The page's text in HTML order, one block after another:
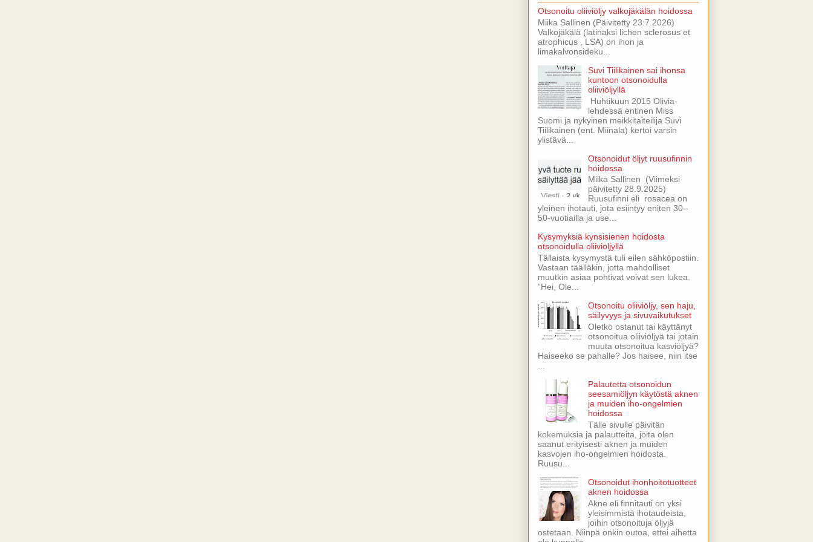
Otsonoitu oliiviöljy valkojäkälän hoidossa
Miika Sallinen (Päivitetty 23.7.2026)
Valkojäkälä (latinaksi lichen sclerosus et
atrophicus , LSA) on ihon ja
limakalvonsideku...
Suvi Tiilikainen sai ihonsa
kuntoon otsonoidulla
oliiviöljyllä
Huhtikuun 2015 Olivia-
lehdessä entinen Miss
Suomi ja nykyinen meikkitaiteilija Suvi
Tiilikainen (ent. Miinala) kertoi varsin
ylistävä...
Otsonoidut öljyt ruusufinnin
hoidossa
Miika Sallinen (Viimeksi
päivitetty 28.9.2025)
Ruusufinni eli rosacea on
yleinen ihotauti, jota esiintyy eniten 30–
50-vuotiailla ja use...
Kysymyksiä kynsisienen hoidosta
otsonoidulla oliiviöljyllä
Tällaista kysymystä tuli eilen sähköpostiin.
Vastaan täälläkin, jotta mahdolliset
muutkin asiaa pohtivat voivat sen lukea.
”Hei, Ole...
Otsonoitu oliiviöljy, sen haju,
säilyvyys ja sivuvaikutukset
Oletko ostanut tai käyttänyt
otsonoitua oliiviöljyä tai jotain
muuta otsonoitua kasviöljyä?
Haiseeko se pahalle? Jos haisee, niin itse
Palautetta otsonoidun
seesamiöljyn käytöstä aknen
ja muiden iho-ongelmien
hoidossa
Tälle sivulle päivitän
kokemuksia ja palautteita, joita olen
saanut erityisesti aknen ja muiden
kasvojen iho-ongelmien hoidosta.
Ruusu...
Otsonoidut ihonhoitotuotteet
aknen hoidossa
Akne eli finnitauti on yksi
yleisimmistä ihotaudeista,
joihin otsonoituja öljyjä
ostetaan. Niinpä onkin outoa, ettei aihetta